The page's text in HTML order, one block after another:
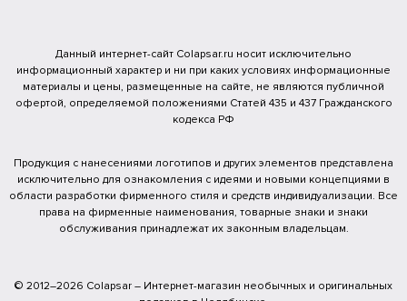
Данный интернет-сайт Colapsar.ru носит исключительно
информационный характер и ни при каких условиях информационные
материалы и цены, размещенные на сайте, не являются публичной
офертой, определяемой положениями Статей 435 и 437 Гражданского
кодекса РФ
Продукция с нанесениями логотипов и других элементов представлена
исключительно для ознакомления с идеями и новыми концепциями в
области разработки фирменного стиля и средств индивидуализации. Все
права на фирменные наименования, товарные знаки и знаки
обслуживания принадлежат их законным владельцам.
© 2012–2026 Colapsar – Интернет-магазин необычных и оригинальных